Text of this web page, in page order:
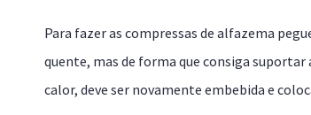
Para fazer as compressas de alfazema
quente, mas de forma que consiga
calor, deve ser novamente embebida e